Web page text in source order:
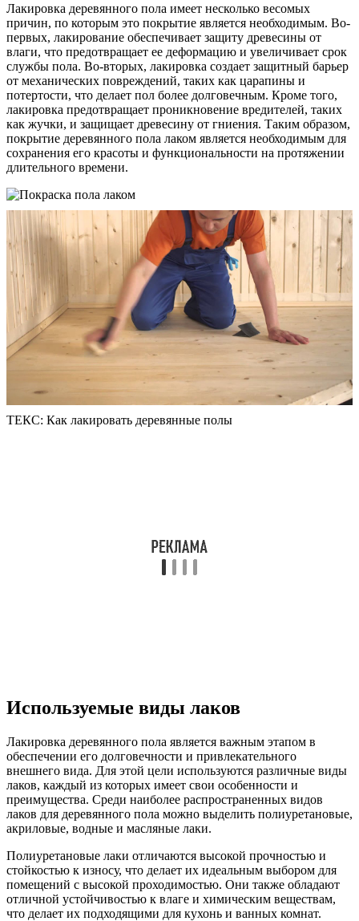
Лакировка деревянного пола имеет несколько весомых
причин, по которым это покрытие является необходимым. Во-
первых, лакирование обеспечивает защиту древесины от
влаги, что предотвращает ее деформацию и увеличивает срок
службы пола. Во-вторых, лакировка создает защитный барьер
от механических повреждений, таких как царапины и
потертости, что делает пол более долговечным. Кроме того,
лакировка предотвращает проникновение вредителей, таких
как жучки, и защищает древесину от гниения. Таким образом,
покрытие деревянного пола лаком является необходимым для
сохранения его красоты и функциональности на протяжении
длительного времени.
ТЕКС: Как лакировать деревянные полы
Используемые виды лаков
Лакировка деревянного пола является важным этапом в
обеспечении его долговечности и привлекательного
внешнего вида. Для этой цели используются различные виды
лаков, каждый из которых имеет свои особенности и
преимущества. Среди наиболее распространенных видов
лаков для деревянного пола можно выделить полиуретановые,
акриловые, водные и масляные лаки.
Полиуретановые лаки отличаются высокой прочностью и
стойкостью к износу, что делает их идеальным выбором для
помещений с высокой проходимостью. Они также обладают
отличной устойчивостью к влаге и химическим веществам,
что делает их подходящими для кухонь и ванных комнат.